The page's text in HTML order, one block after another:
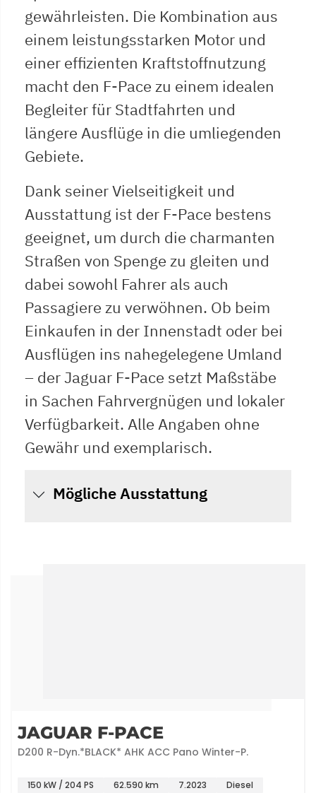
gewährleisten. Die Kombination aus
einem leistungsstarken Motor und
einer effizienten Kraftstoffnutzung
macht den F-Pace zu einem idealen
Begleiter für Stadtfahrten und
längere Ausflüge in die umliegenden
Gebiete.
Dank seiner Vielseitigkeit und
Ausstattung ist der F-Pace bestens
geeignet, um durch die charmanten
Straßen von Spenge zu gleiten und
dabei sowohl Fahrer als auch
Passagiere zu verwöhnen. Ob beim
Einkaufen in der Innenstadt oder bei
Ausflügen ins nahegelegene Umland
– der Jaguar F-Pace setzt Maßstäbe
in Sachen Fahrvergnügen und lokaler
Verfügbarkeit. Alle Angaben ohne
Gewähr und exemplarisch.
Mögliche Ausstattung
JAGUAR F-PACE
D200 R-Dyn.*BLACK* AHK ACC Pano Winter-P.
150 kW / 204 PS 62.590 km 7.2023
Diesel